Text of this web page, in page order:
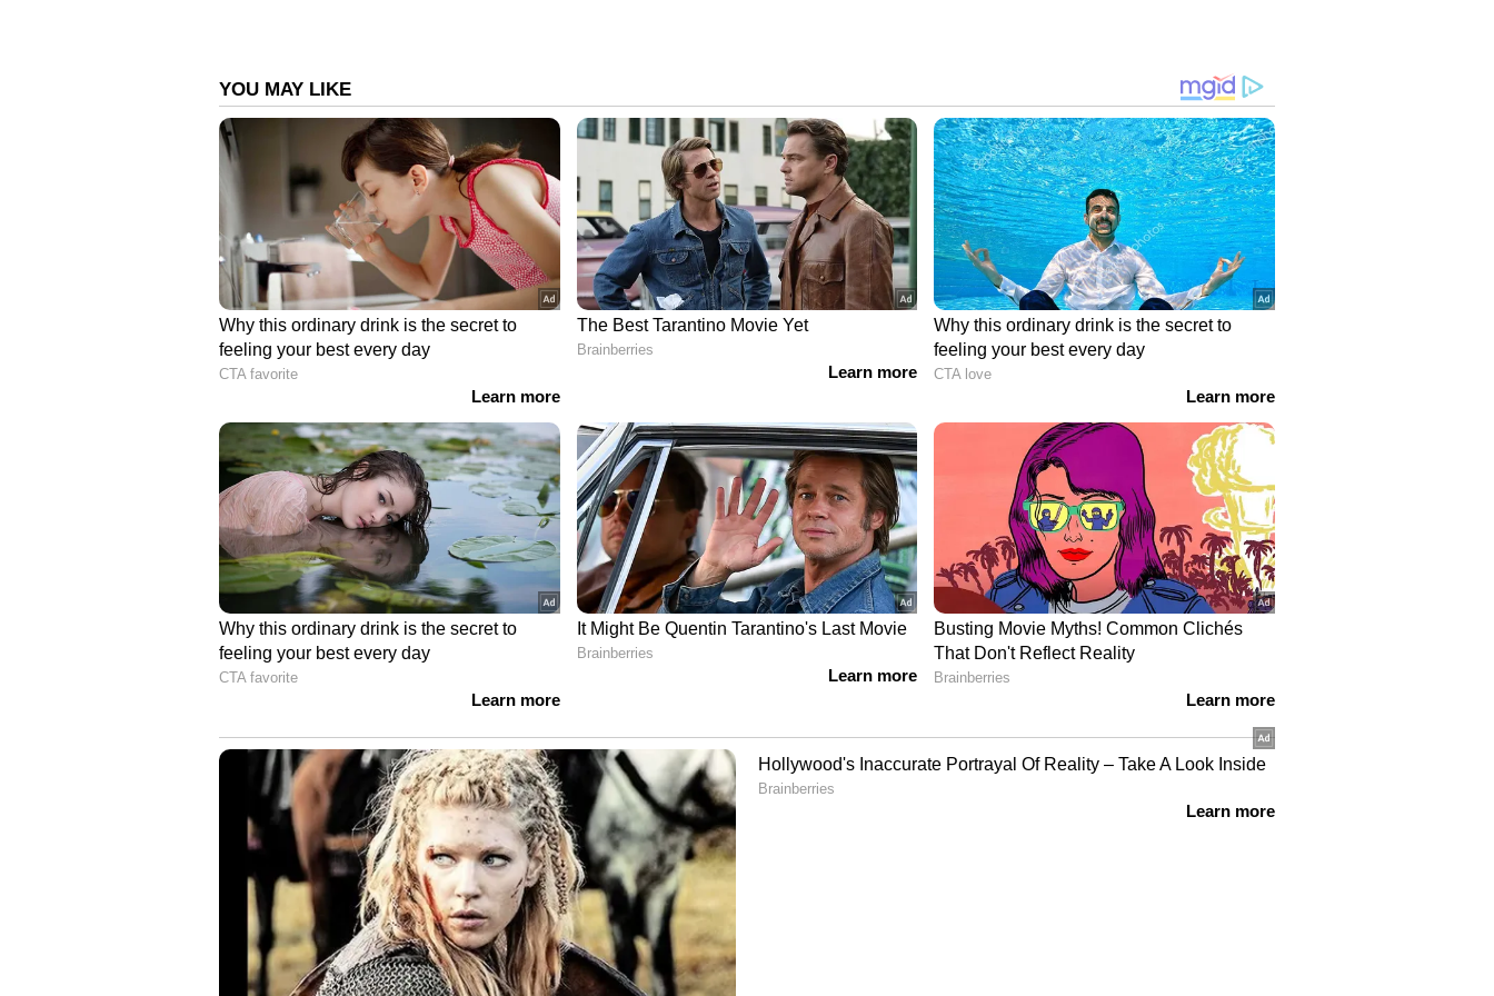
തുരങ്കപാതയിൽ സതീശന്റെ നിലപാട് ഇനി നിർണ്ണായകമാണ്.. ഒപ്പം പദ്ധതിക്കെതിരെ
നിയമനടപടികളും ഇനി പ്രതീക്ഷിക്കാം. .
പദ്ധതി എങ്ങനെ പോകണമെന്ന് മുഖ്യമന്ത്രിയുടെ നേതൃത്വത്തിൽ വിശദമായി
പരിശോധിക്കുമെന്നാണ് പൊതുമരാമത്ത് വകുപ്പ് മന്ത്രി പികെ ബഷീർ ഏഷ്യാനെറ്റ്
ന്യൂസിനോട് വ്യക്തമാക്കിയത്. അതായത് നാല് വർഷം കൊണ്ട് പണി തീർക്കാൻ
നോക്കുന്ന പദ്ധതിയുടെ ഭാവി മുഖ്യമന്ത്രിയുടെ നിലപാടിനെ ആശ്രയിച്ചായിരിക്കും.